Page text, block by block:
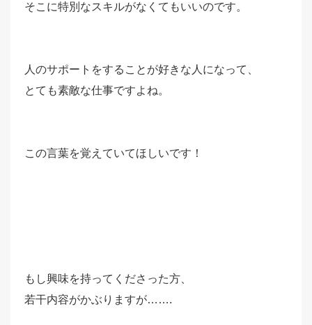
そこに特別なスキルがなくてもいいのです。
人のサポートをすることが好きな人になって、
とても素敵な仕事ですよね。
この言葉を覚えていてほしいです！
もし興味を持ってくださった方、
若干内容がかぶりますが…….